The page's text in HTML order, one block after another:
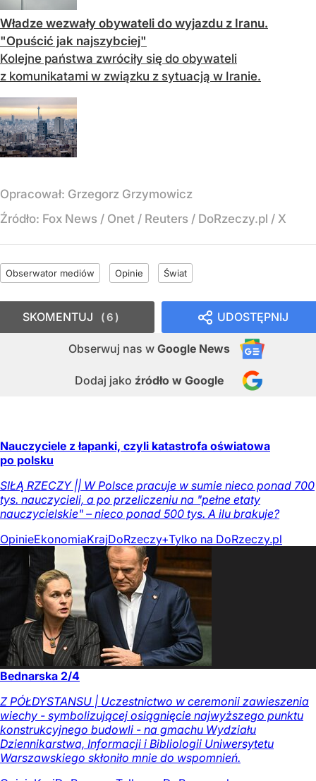
Władze wezwały obywateli do wyjazdu z Iranu.
"Opuścić jak najszybciej"
Kolejne państwa zwróciły się do obywateli
z komunikatami w związku z sytuacją w Iranie.
Opracował: Grzegorz Grzymowicz
Źródło: Fox News / Onet / Reuters / DoRzeczy.pl / X
Obserwator mediów Opinie Świat
UDOSTĘPNIJ
Obserwuj nas w Google News
Dodaj jako źródło w Google
SKOMENTUJ 6
Nauczyciele z łapanki, czyli katastrofa oświatowa
po polsku
SIŁĄ RZECZY || W Polsce pracuje w sumie nieco ponad 700
tys. nauczycieli, a po przeliczeniu na "pełne etaty
nauczycielskie" – nieco ponad 500 tys. A ilu brakuje?
OpinieEkonomiaKrajDoRzeczy+Tylko na DoRzeczy.pl
Bednarska 2/4
Z PÓŁDYSTANSU | Uczestnictwo w ceremonii zawieszenia
wiechy - symbolizującej osiągnięcie najwyższego punktu
konstrukcyjnego budowli - na gmachu Wydziału
Dziennikarstwa, Informacji i Bibliologii Uniwersytetu
Warszawskiego skłoniło mnie do wspomnień.